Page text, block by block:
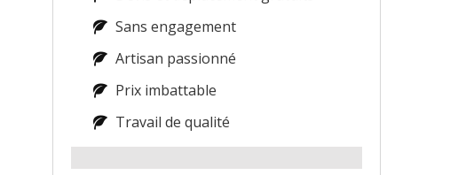
Sans engagement
Artisan passionné
Prix imbattable
Travail de qualité